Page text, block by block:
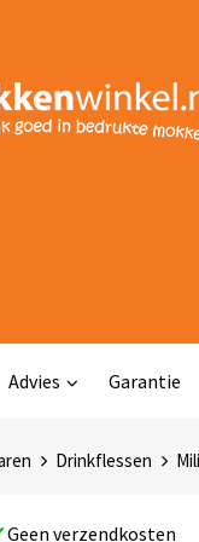
Advies Garantie
Drinkflessen
Geen verzendkosten